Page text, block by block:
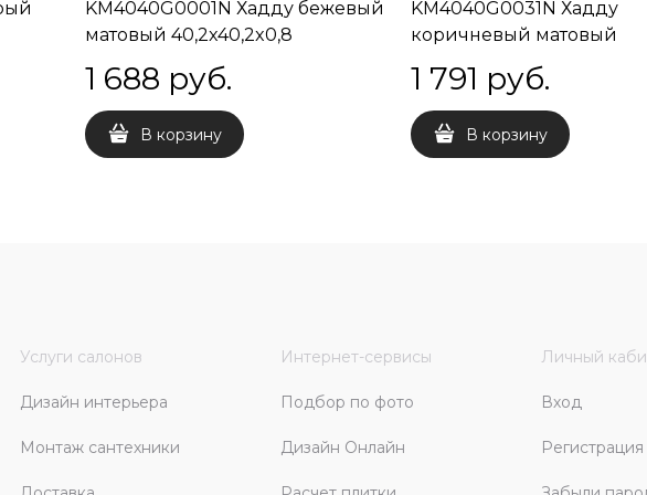
KM4040G0001N Хадду бежевый
матовый 40,2x40,2x0,8
1 688 руб.
В корзину
KM4040G0031N Хадду
коричневый матовый
1 791 руб.
В корзину
Услуги салонов
Дизайн интерьера
Монтаж сантехники
Интернет-сервисы
Подбор по фото
Дизайн Онлайн
Личный
Вход
Регистрация